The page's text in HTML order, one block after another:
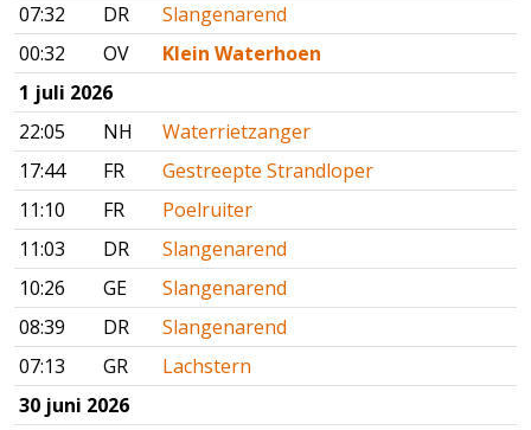
07:32
DR
Slangenarend
00:32
OV
Klein Waterhoen
1 juli 2026
22:05
NH
Waterrietzanger
17:44
FR
Gestreepte Strandloper
11:10
FR
Poelruiter
11:03
DR
Slangenarend
10:26
GE
Slangenarend
08:39
DR
Slangenarend
07:13
GR
Lachstern
30 juni 2026